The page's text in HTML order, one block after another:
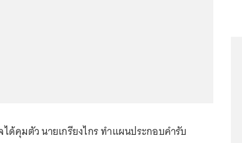
ได้คุมตัว นายเกรียงไกร ทำแผนประกอบคำรับ